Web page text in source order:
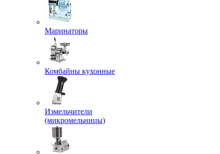
Маринаторы
Комбайны кухонные
Измельчители
(микромельницы)